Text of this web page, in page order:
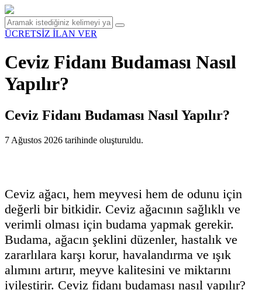
ÜCRETSİZ İLAN VER
Ceviz Fidanı Budaması Nasıl
Yapılır?
Ceviz Fidanı Budaması Nasıl Yapılır?
7 Ağustos 2026 tarihinde oluşturuldu.
Ceviz ağacı, hem meyvesi hem de odunu için
değerli bir bitkidir. Ceviz ağacının sağlıklı ve
verimli olması için budama yapmak gerekir.
Budama, ağacın şeklini düzenler, hastalık ve
zararlılara karşı korur, havalandırma ve ışık
alımını artırır, meyve kalitesini ve miktarını
iyileştirir. Ceviz fidanı budaması nasıl yapılır?